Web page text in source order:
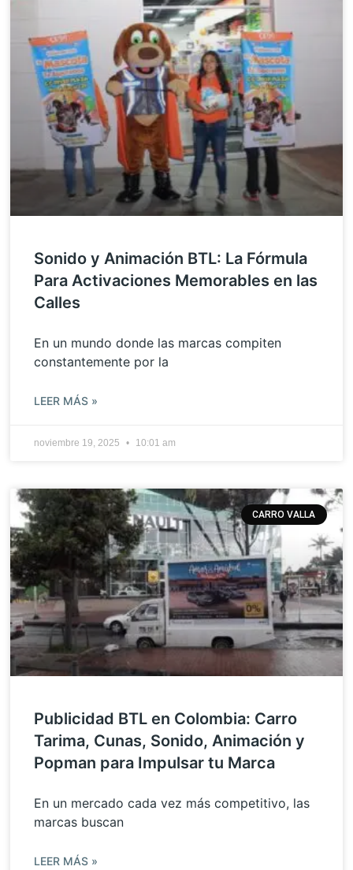
Sonido y Animación BTL: La Fórmula
Para Activaciones Memorables en las
Calles
En un mundo donde las marcas compiten
constantemente por la
LEER MÁS »
noviembre 19, 2025 10:01 am
CARRO VALLA
Publicidad BTL en Colombia: Carro
Tarima, Cunas, Sonido, Animación y
Popman para Impulsar tu Marca
En un mercado cada vez más competitivo, las
marcas buscan
LEER MÁS »